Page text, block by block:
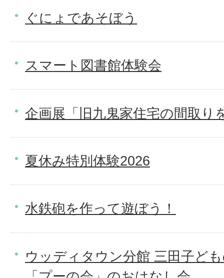
ぐにょであそぼう
スマート図書館体験会
企画展「旧九鬼家住宅の間取り
夏休み特別体験2026
水鉄砲を作って遊ぼう！
ウッディタウン分館 三田子ど